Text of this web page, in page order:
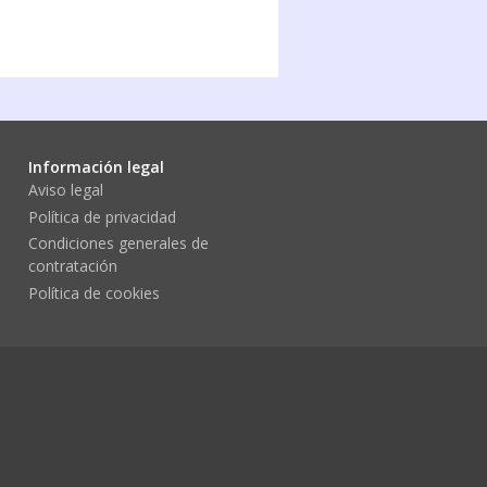
Información legal
Aviso legal
Política de privacidad
Condiciones generales de
contratación
Política de cookies